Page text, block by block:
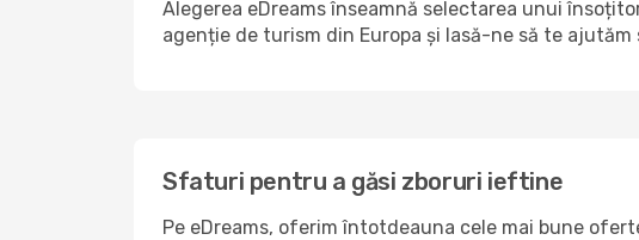
Alegerea eDreams înseamnă selectarea unui
agenție de turism din Europa și lasă-ne să te
Sfaturi pentru a găsi zboruri ieftine
Pe eDreams, oferim întotdeauna cele mai bune